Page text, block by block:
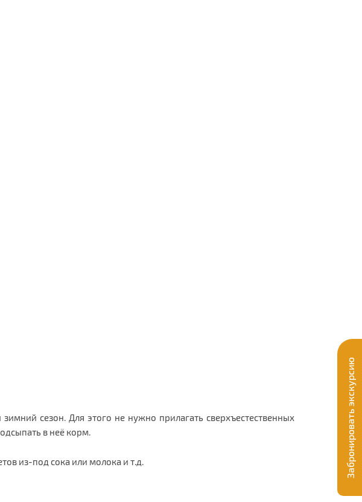
сезон. Для этого не нужно прилагать сверхъестественных
в неё корм.
из-под сока или молока и т.д. Забронировать экскурсию